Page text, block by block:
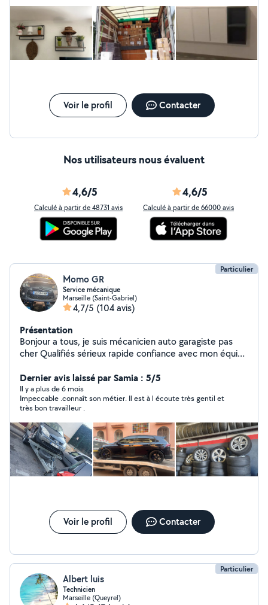
silicone, chasse d'eau, raccordement meuble vasque. -
Murs : rebouchage de trous, peinture de petites pièces.
- Divers : poignées de porte, barres de seuil, plaques de
cuisson. Habitué au jardinage : - Taille de haie,
plantation, débroussaillage, entretiens. Disponibilités : -
Voir le profil Contacter
Nos utilisateurs nous évaluent
4,6/5
Calculé à partir de 48731 avis
4,6/5
Calculé à partir de 66000 avis
Particulier
Momo GR
Service mécanique
Marseille (Saint-Gabriel)
4,7/5 (104 avis)
Présentation
Bonjour a tous, je suis mécanicien auto garagiste pas
cher Qualifiés sérieux rapide confiance avec mon équipe
on a des pièce neuf et occasion et le prix pas cher
surtout à votre disposition au garage ou a votre domicile
,ci on et disponible, disponible avec rendez-vous Service
vente et achats des voitures occasion Service
mécanique automobile Service carrossier automobile
Service vitrage Service contrôle technique Service
pneumatiques Service location de voiture Service
pièces -15% Pour plus d'informations contactez moi par
téléphone
Dernier avis laissé par Samia : 5/5
Il y a plus de 6 mois
Impeccable .connaît son métier. Il est à l écoute très gentil et
très bon travailleur .
Voir le profil Contacter
Particulier
Albert luis
Technicien
Marseille (Queyrel)